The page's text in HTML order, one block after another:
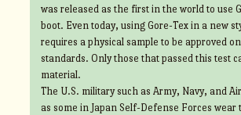
was released as the first in the world to use
boot. Even today, using Gore-Tex in a new
requires a physical sample to be approved
standards. Only those that passed this test
material.
The U.S. military such as Army, Navy, and
as some in Japan Self-Defense Forces wear